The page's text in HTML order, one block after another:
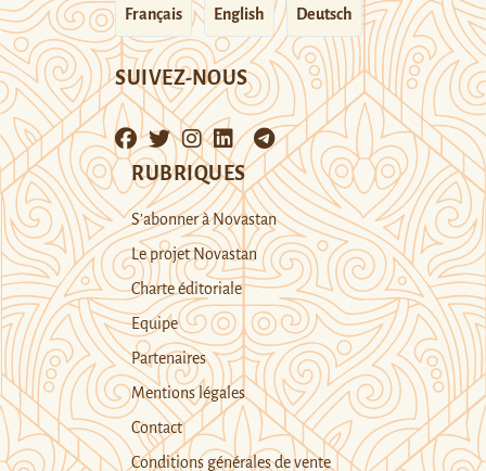
Français English Deutsch
SUIVEZ-NOUS
RUBRIQUES
S’abonner à Novastan
Le projet Novastan
Charte éditoriale
Equipe
Partenaires
Mentions légales
Contact
Conditions générales de vente